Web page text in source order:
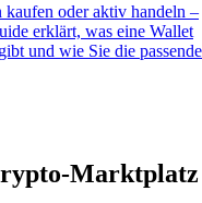
oder aktiv handeln –
erklärt, was eine Wallet
und wie Sie die passende
Marktplatz